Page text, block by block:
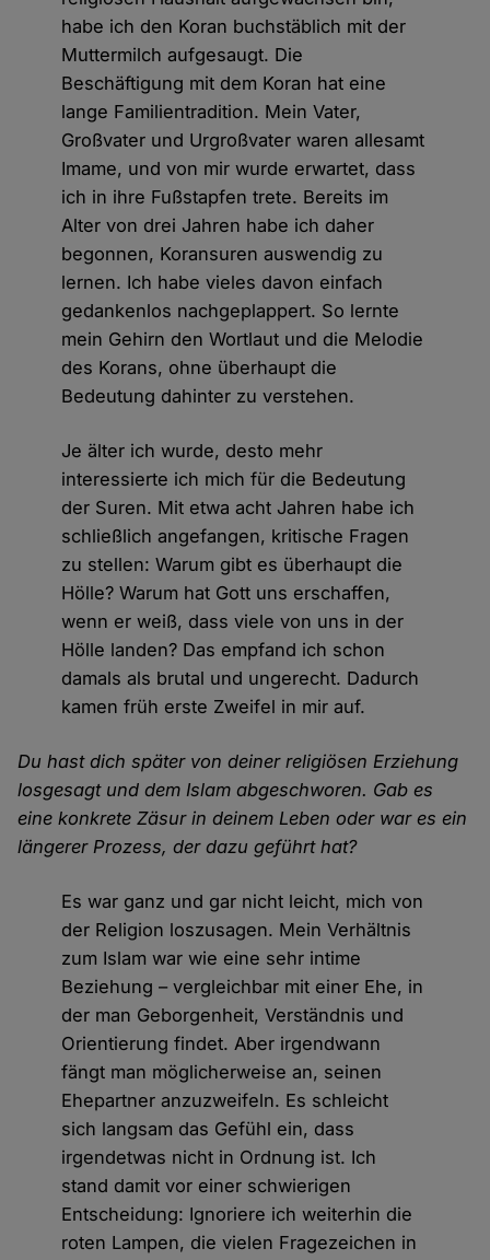
habe ich den Koran buchstäblich mit der
Muttermilch aufgesaugt. Die
Beschäftigung mit dem Koran hat eine
lange Familientradition. Mein Vater,
Großvater und Urgroßvater waren allesamt
Imame, und von mir wurde erwartet, dass
ich in ihre Fußstapfen trete. Bereits im
Alter von drei Jahren habe ich daher
begonnen, Koransuren auswendig zu
lernen. Ich habe vieles davon einfach
gedankenlos nachgeplappert. So lernte
mein Gehirn den Wortlaut und die Melodie
des Korans, ohne überhaupt die
Bedeutung dahinter zu verstehen.
Je älter ich wurde, desto mehr
interessierte ich mich für die Bedeutung
der Suren. Mit etwa acht Jahren habe ich
schließlich angefangen, kritische Fragen
zu stellen: Warum gibt es überhaupt die
Hölle? Warum hat Gott uns erschaffen,
wenn er weiß, dass viele von uns in der
Hölle landen? Das empfand ich schon
damals als brutal und ungerecht. Dadurch
kamen früh erste Zweifel in mir auf.
Du hast dich später von deiner religiösen Erziehung
losgesagt und dem Islam abgeschworen. Gab es
eine konkrete Zäsur in deinem Leben oder war es ein
längerer Prozess, der dazu geführt hat?
Es war ganz und gar nicht leicht, mich von
der Religion loszusagen. Mein Verhältnis
zum Islam war wie eine sehr intime
Beziehung – vergleichbar mit einer Ehe, in
der man Geborgenheit, Verständnis und
Orientierung findet. Aber irgendwann
fängt man möglicherweise an, seinen
Ehepartner anzuzweifeln. Es schleicht
sich langsam das Gefühl ein, dass
irgendetwas nicht in Ordnung ist. Ich
stand damit vor einer schwierigen
Entscheidung: Ignoriere ich weiterhin die
roten Lampen, die vielen Fragezeichen in